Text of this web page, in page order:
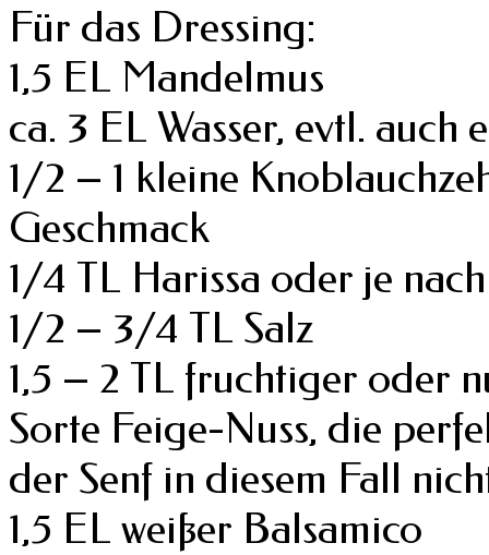
Für das Dressing:
1,5 EL Mandelmus
ca. 3 EL Wasser, evtl. auch
1/2 – 1 kleine
Geschmack
1/4 TL Harissa oder je
1/2 – 3/4 TL Salz
1,5 – 2 TL fruchtiger oder
Sorte Feige-Nuss, die
der Senf in diesem Fall
1,5 EL weißer Balsamico